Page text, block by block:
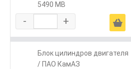
5490 MB
- + Ä
Блок цилиндров двигателя
/ ПАО КамАЗ